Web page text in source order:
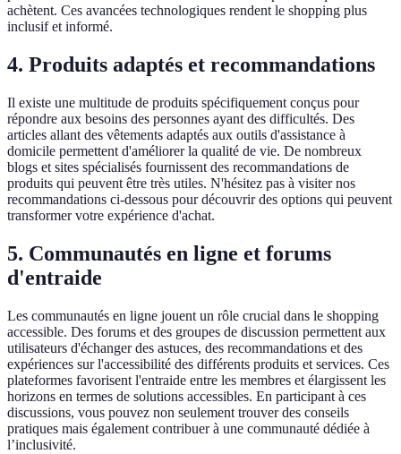
achètent. Ces avancées technologiques rendent le shopping plus
inclusif et informé.
4. Produits adaptés et recommandations
Il existe une multitude de produits spécifiquement conçus pour
répondre aux besoins des personnes ayant des difficultés. Des
articles allant des vêtements adaptés aux outils d'assistance à
domicile permettent d'améliorer la qualité de vie. De nombreux
blogs et sites spécialisés fournissent des recommandations de
produits qui peuvent être très utiles. N'hésitez pas à visiter nos
recommandations ci-dessous pour découvrir des options qui peuvent
transformer votre expérience d'achat.
5. Communautés en ligne et forums
d'entraide
Les communautés en ligne jouent un rôle crucial dans le shopping
accessible. Des forums et des groupes de discussion permettent aux
utilisateurs d'échanger des astuces, des recommandations et des
expériences sur l'accessibilité des différents produits et services. Ces
plateformes favorisent l'entraide entre les membres et élargissent les
horizons en termes de solutions accessibles. En participant à ces
discussions, vous pouvez non seulement trouver des conseils
pratiques mais également contribuer à une communauté dédiée à
l’inclusivité.